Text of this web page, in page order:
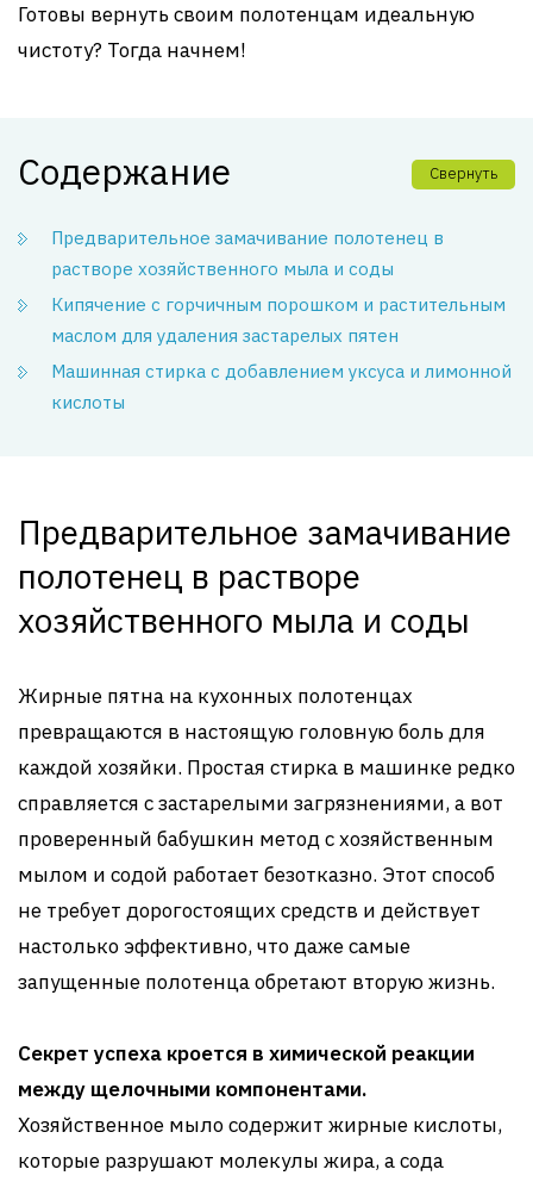
Готовы вернуть своим полотенцам идеальную
чистоту? Тогда начнем!
Содержание Свернуть
Предварительное замачивание полотенец в
растворе хозяйственного мыла и соды
Кипячение с горчичным порошком и растительным
маслом для удаления застарелых пятен
Машинная стирка с добавлением уксуса и лимонной
кислоты
Предварительное замачивание
полотенец в растворе
хозяйственного мыла и соды
Жирные пятна на кухонных полотенцах
превращаются в настоящую головную боль для
каждой хозяйки. Простая стирка в машинке редко
справляется с застарелыми загрязнениями, а вот
проверенный бабушкин метод с хозяйственным
мылом и содой работает безотказно. Этот способ
не требует дорогостоящих средств и действует
настолько эффективно, что даже самые
запущенные полотенца обретают вторую жизнь.
Секрет успеха кроется в химической реакции
между щелочными компонентами.
Хозяйственное мыло содержит жирные кислоты,
которые разрушают молекулы жира, а сода